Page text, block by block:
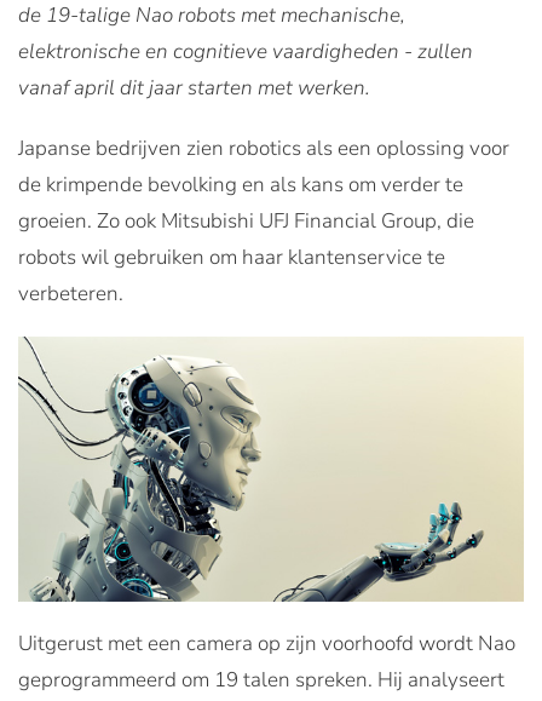
de 19-talige Nao robots met mechanische,
elektronische en cognitieve vaardigheden - zullen
vanaf april dit jaar starten met werken.
Japanse bedrijven zien robotics als een oplossing voor
de krimpende bevolking en als kans om verder te
groeien. Zo ook Mitsubishi UFJ Financial Group, die
robots wil gebruiken om haar klantenservice te
verbeteren.
Uitgerust met een camera op zijn voorhoofd wordt Nao
geprogrammeerd om 19 talen spreken. Hij analyseert